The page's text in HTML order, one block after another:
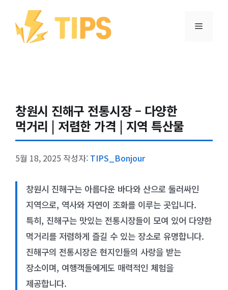
건너뛰기
메뉴
창원시 진해구 전통시장 – 다양한
먹거리 | 저렴한 가격 | 지역 특산물
5월 18, 2025 작성자: TIPS_Bonjour
창원시 진해구는 아름다운 바다와 산으로 둘러싸인
지역으로, 역사와 자연이 조화를 이루는 곳입니다.
특히, 진해구는 맛있는 전통시장들이 모여 있어 다양한
먹거리를 저렴하게 즐길 수 있는 장소로 유명합니다.
진해구의 전통시장은 현지인들의 사랑을 받는
장소이며, 여행객들에게도 매력적인 체험을
제공합니다.